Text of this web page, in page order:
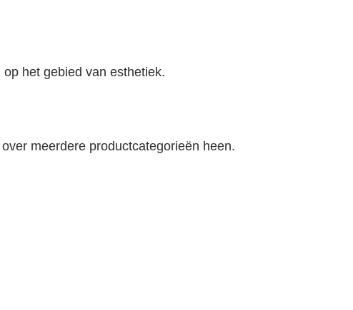
het gebied van esthetiek.
over meerdere productcategorieën heen.